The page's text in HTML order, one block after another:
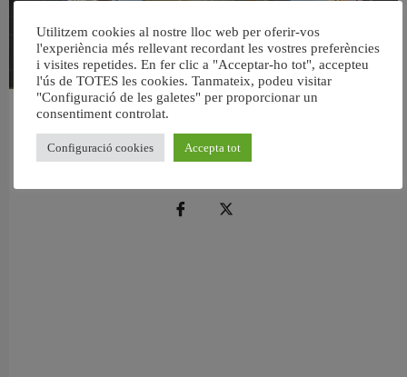
València reforma l’Escola Infantil Pardalets i instal·larà aire condicionat a totes
les aules
5 agost, 2026
Utilitzem cookies al nostre lloc web per oferir-vos
l'experiència més rellevant recordant les vostres preferències
i visites repetides. En fer clic a "Acceptar-ho tot", accepteu
l'ús de TOTES les cookies. Tanmateix, podeu visitar
"Configuració de les galetes" per proporcionar un
consentiment controlat.
Configuració cookies Accepta tot